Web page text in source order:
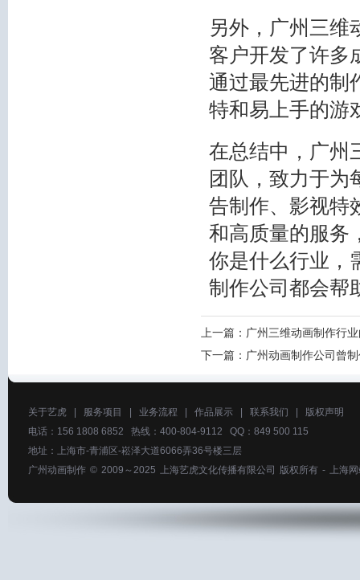
另外，广州三维
客户开发了许多
通过最先进的制
特和易上手的游
在总结中，广州
团队，致力于为
告制作、影视特
和高质量的服务
你是什么行业，
制作公司都会帮
上一篇： 广州三维动画制作行
下一篇： 广州动画制作公司曾
关于艺虎 服务项目 业务流程 作品展示 联系我们
版权声明
电话：156 1808 6852 热线：400-804-9112 QQ：849 500 115
地址：上海市-青浦区-崧泽大道6066弄36号楼三层
广州动画制作 © 2009～2025 上海艺虎文化传播有限公司 版权所有 - 上海